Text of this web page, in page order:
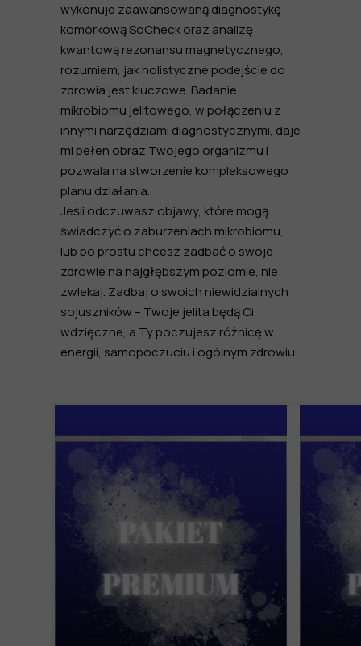
wykonuje zaawansowaną diagnostykę
komórkową SoCheck oraz analizę
kwantową rezonansu magnetycznego,
rozumiem, jak holistyczne podejście do
zdrowia jest kluczowe. Badanie
mikrobiomu jelitowego, w połączeniu z
innymi narzędziami diagnostycznymi, daje
mi pełen obraz Twojego organizmu i
pozwala na stworzenie kompleksowego
planu działania.
Jeśli odczuwasz objawy, które mogą
świadczyć o zaburzeniach mikrobiomu,
lub po prostu chcesz zadbać o swoje
zdrowie na najgłębszym poziomie, nie
zwlekaj. Zadbaj o swoich niewidzialnych
sojuszników – Twoje jelita będą Ci
wdzięczne, a Ty poczujesz różnicę w
energii, samopoczuciu i ogólnym zdrowiu.